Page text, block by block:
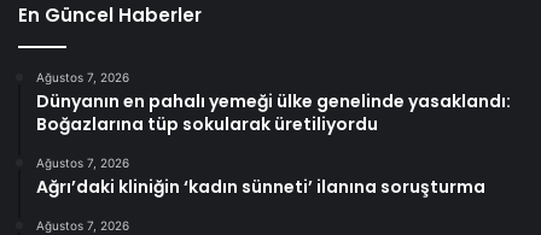
En Güncel Haberler
Ağustos 7, 2026
Dünyanın en pahalı yemeği ülke genelinde yasaklandı:
Boğazlarına tüp sokularak üretiliyordu
Ağustos 7, 2026
Ağrı’daki kliniğin ‘kadın sünneti’ ilanına soruşturma
Ağustos 7, 2026